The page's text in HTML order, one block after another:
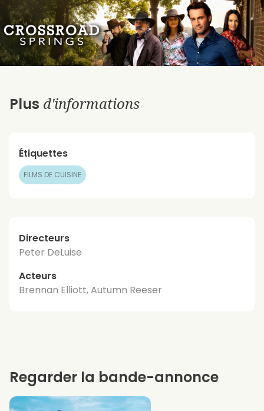
Plus d'informations
Étiquettes
FILMS DE CUISINE
Directeurs
Peter DeLuise
Acteurs
Brennan Elliott, Autumn Reeser
Regarder la bande-annonce